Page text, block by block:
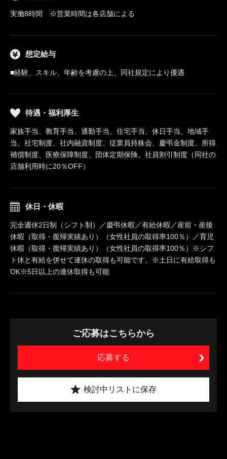
実働8時間 ※営業時間は各店舗による
想定給与
■経験、スキル、年齢を考慮の上、同社規定により優遇
待遇・福利厚生
家族手当、教育手当、通勤手当、住宅手当、休日手当、地域手
当、社宅制度、社内融資制度、従業員持株会、慶弔金制度、所得
補償制度、医療保障制度、団体定期保険、社員割引制度（同社の
店舗利用時に20％OFF）
休日・休暇
完全週休2日制（シフト制）／慶弔休暇／有給休暇／産前・産後
休暇（取得・復帰実績あり）（女性社員の取得率100％）／育児
休暇（取得・復帰実績あり）（女性社員の取得率100％）※シフ
ト休と有給を併せて連休の取得も可能です。※土日に有給取得も
OK※5日以上の連休取得も可能
ご応募はこちらから
応募する
検討中リストに保存